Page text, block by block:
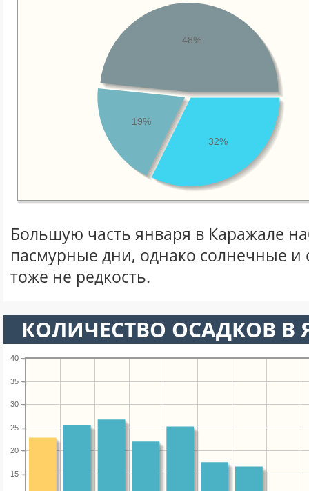
32%
19%
48%
Большую часть января в Каражале
пасмурные дни, однако солнечные
тоже не редкость.
КОЛИЧЕСТВО ОСАДКОВ В
15
20
25
30
35
40